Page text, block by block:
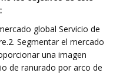
global Servicio de
Segmentar el mercado
una imagen
de ranurado por arco de